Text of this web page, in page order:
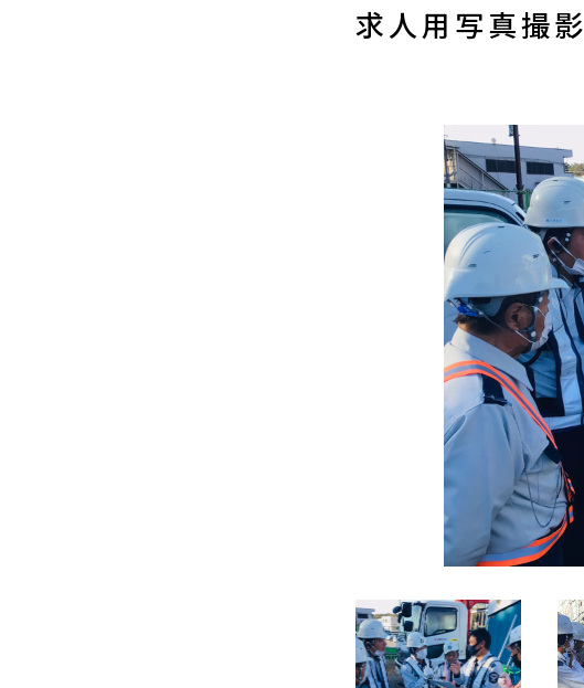
求人用写真撮影